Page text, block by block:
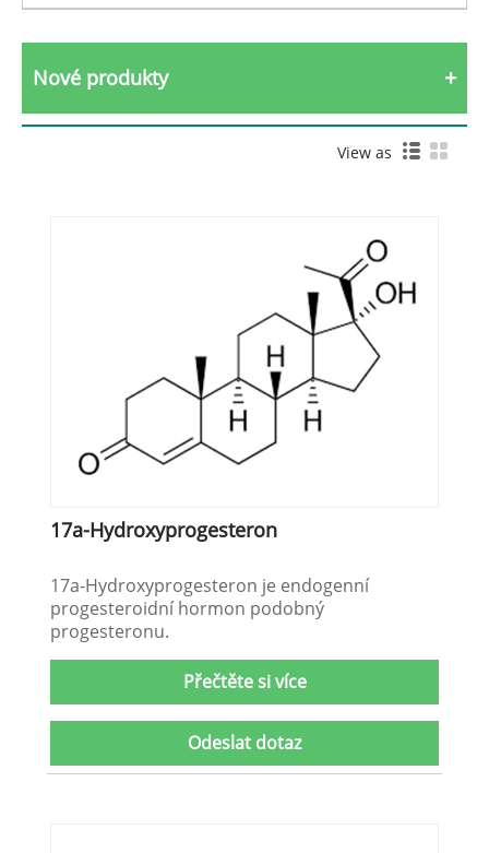
Nové produkty
View as
17a-Hydroxyprogesteron
17a-Hydroxyprogesteron je endogenní
progesteroidní hormon podobný
progesteronu.
Přečtěte si více
Odeslat dotaz